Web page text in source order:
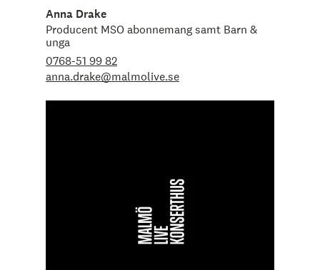
Anna Drake
Producent MSO abonnemang samt Barn &
unga
0768-51 99 82
anna.drake@malmolive.se